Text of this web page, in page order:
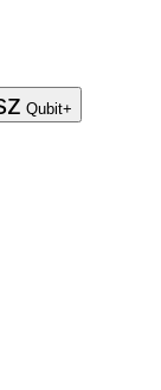
Qubit+